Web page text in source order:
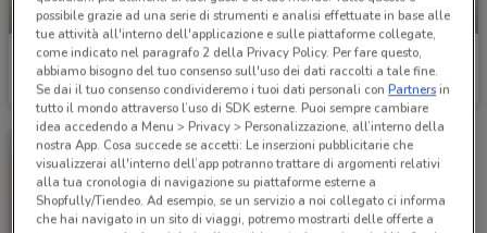
SCADE OGGI
Famila
Scade oggi 12 km
SCADE OGGI
Famila
Scade oggi 12 km
possibile grazie ad una serie di strumenti e analisi effettuate in base alle
tue attività all'interno dell'applicazione e sulle piattaforme collegate,
come indicato nel paragrafo 2 della Privacy Policy. Per fare questo,
abbiamo bisogno del tuo consenso sull'uso dei dati raccolti a tale fine.
Se dai il tuo consenso condivideremo i tuoi dati personali conPartnersin
tutto il mondo attraverso l’uso di SDK esterne. Puoi sempre cambiare
idea accedendo a Menu > Privacy > Personalizzazione, all’interno della
nostra App. Cosa succede se accetti: Le inserzioni pubblicitarie che
visualizzerai all'interno dell’app potranno trattare di argomenti relativi
alla tua cronologia di navigazione su piattaforme esterne a
Shopfully/Tiendeo. Ad esempio, se un servizio a noi collegato ci informa
che hai navigato in un sito di viaggi, potremo mostrarti delle offerte a